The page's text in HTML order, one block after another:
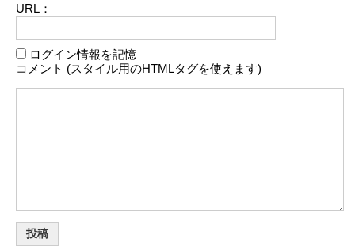
URL：
ログイン情報を記憶
コメント (スタイル用のHTMLタグを使えます)